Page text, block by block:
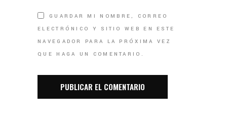
GUARDAR MI NOMBRE, CORREO
ELECTRÓNICO Y SITIO WEB EN ESTE
NAVEGADOR PARA LA PRÓXIMA VEZ
QUE HAGA UN COMENTARIO.